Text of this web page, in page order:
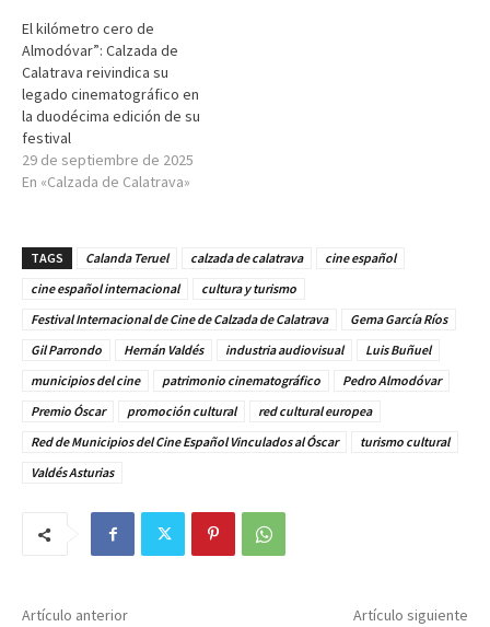
El kilómetro cero de
Almodóvar”: Calzada de
Calatrava reivindica su
legado cinematográfico en
la duodécima edición de su
festival
29 de septiembre de 2025
En «Calzada de Calatrava»
TAGS Calanda Teruel calzada de calatrava
cine español
cine español internacional
cultura y turismo
Festival Internacional de Cine de Calzada de Calatrava
Gema García Ríos
Gil Parrondo
Hernán Valdés industria audiovisual
Luis Buñuel
municipios del cine
patrimonio cinematográfico
Pedro Almodóvar
Premio Óscar
promoción cultural
red cultural europea
Red de Municipios del Cine Español Vinculados al Óscar
turismo cultural
Valdés Asturias
Artículo anterior Artículo siguiente